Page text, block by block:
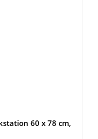
60 x 78 cm,